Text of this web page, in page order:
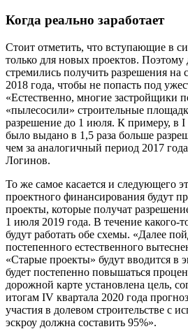
Когда реально заработает
Стоит отметить, что вступающие в
только для новых проектов. Поэтому
стремились получить разрешения на
2018 года, чтобы не попасть под
«Естественно, многие застройщики
«пылесосили» строительные
разрешение до 1 июля. К примеру, в I
было выдано в 1,5 раза больше
чем за аналогичный период 2017
Логинов.
То же самое касается и следующего
проектного финансирования будут
проекты, которые получат
1 июля 2019 года. В течение какого-
будут работать обе схемы. «Далее
постепенного естественного
«Старые проекты» будут вводится в
будет постепенно повышаться
дорожной карте установлена цель,
итогам IV квартала 2020 года
участия в долевом строительстве с
эскроу должна составить 95%».